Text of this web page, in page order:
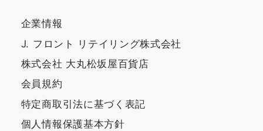
企業情報
J. フロント リテイリング株式会社
株式会社 大丸松坂屋百貨店
会員規約
特定商取引法に基づく表記
個人情報保護基本方針